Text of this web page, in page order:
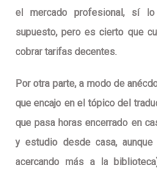
el mercado profesional, sí
supuesto, pero es cierto que
cobrar tarifas decentes.
Por otra parte, a modo de
que encajo en el tópico del
que pasa horas encerrado en
y estudio desde casa,
acercando más a la